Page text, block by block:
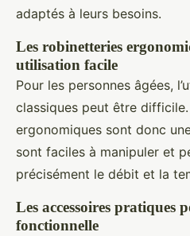
adaptés à leurs besoins.
Les robinetteries
utilisation facile
Pour les personnes âgées,
classiques peut être
ergonomiques sont donc
sont faciles à manipuler et
précisément le débit et la
Les accessoires pratiques
fonctionnelle